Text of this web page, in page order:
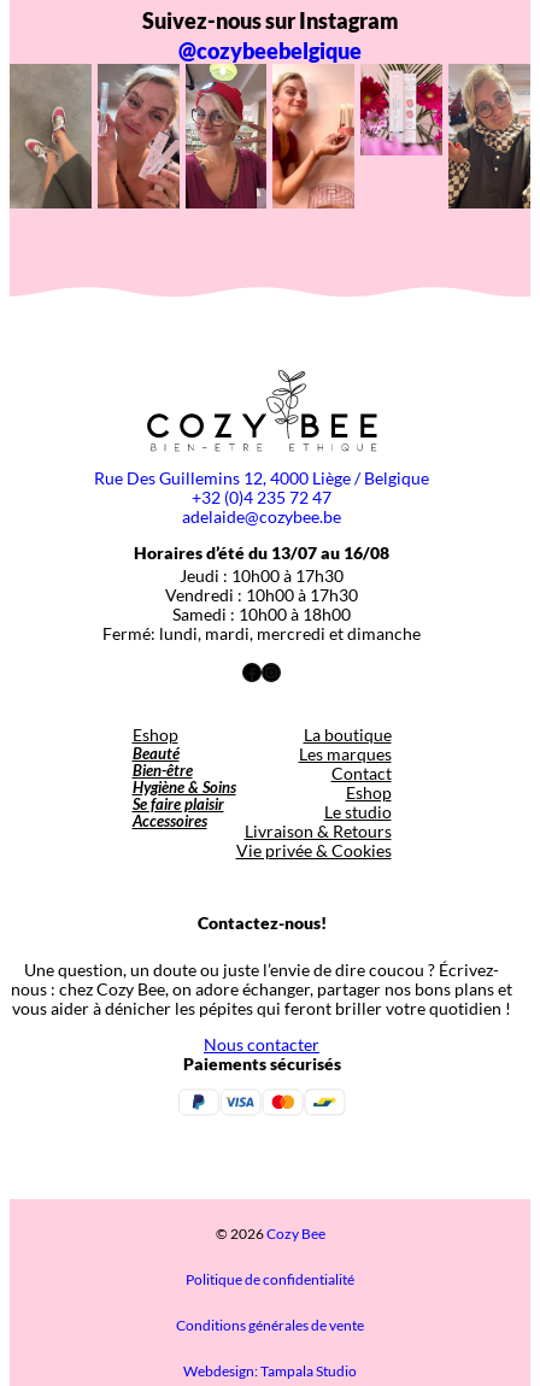
Suivez-nous sur Instagram
@cozybeebelgique
Rue Des Guillemins 12, 4000 Liège / Belgique
+32 (0)4 235 72 47
adelaide@cozybee.be
Horaires d’été du 13/07 au 16/08
Jeudi : 10h00 à 17h30
Vendredi : 10h00 à 17h30
Samedi : 10h00 à 18h00
Fermé: lundi, mardi, mercredi et dimanche
Facebook
Instagram
Eshop
Beauté
Bien-être
Hygiène & Soins
Se faire plaisir
Accessoires
La boutique
Les marques
Contact
Eshop
Le studio
Livraison & Retours
Vie privée & Cookies
Contactez-nous!
Une question, un doute ou juste l’envie de dire coucou ? Écrivez-
nous : chez Cozy Bee, on adore échanger, partager nos bons plans et
vous aider à dénicher les pépites qui feront briller votre quotidien !
Nous contacter
Paiements sécurisés
© 2026Cozy Bee
Politique de confidentialité
Conditions générales de vente
Webdesign: Tampala Studio